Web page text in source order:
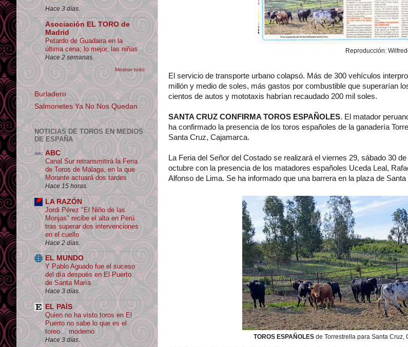
Reproducción:
El servicio de transporte urbano colapsó. Más de 300 vehículos
millón y medio de soles, más gastos por combustible que superarían
cientos de autos y mototaxis habrían recaudado 200 mil soles.
SANTA CRUZ CONFIRMA TOROS ESPAÑOLES. El matador
ha confirmado la presencia de los toros españoles de la ganadería
Santa Cruz, Cajamarca.
La Feria del Señor del Costado se realizará el viernes 29, sábado 30
octubre con la presencia de los matadores españoles Uceda Leal,
Alfonso de Lima. Se ha informado que una barrera en la plaza de
TOROS ESPAÑOLESde Torrestrella para Santa Cruz,
Hace 3 días.
Asociación EL TORO de
Madrid
Petardo de Guadaira en la
última cena; lo mejor, las niñas
Hace 2 semanas.
Mostrar todo
Burladero
Salmonetes Ya No Nos Quedan
NOTICIAS DE TOROS EN MEDIOS
DE ESPAÑA
ABC
Canal Sur retransmitirá la Feria
de Toros de Málaga, en la que
Morante actuará dos tardes
Hace 15 horas.
LA RAZÓN
Jordi Pérez "El Niño de las
Monjas" recibe el alta en Perú
tras superar dos intervenciones
en el cuello
Hace 2 días.
EL MUNDO
Y Pablo Aguado fue el suceso
del día después en El Puerto
de Santa María
Hace 3 días.
EL PAÍS
Quien no ha visto toros en El
Puerto no sabe lo que es el
toreo… moderno
Hace 3 días.